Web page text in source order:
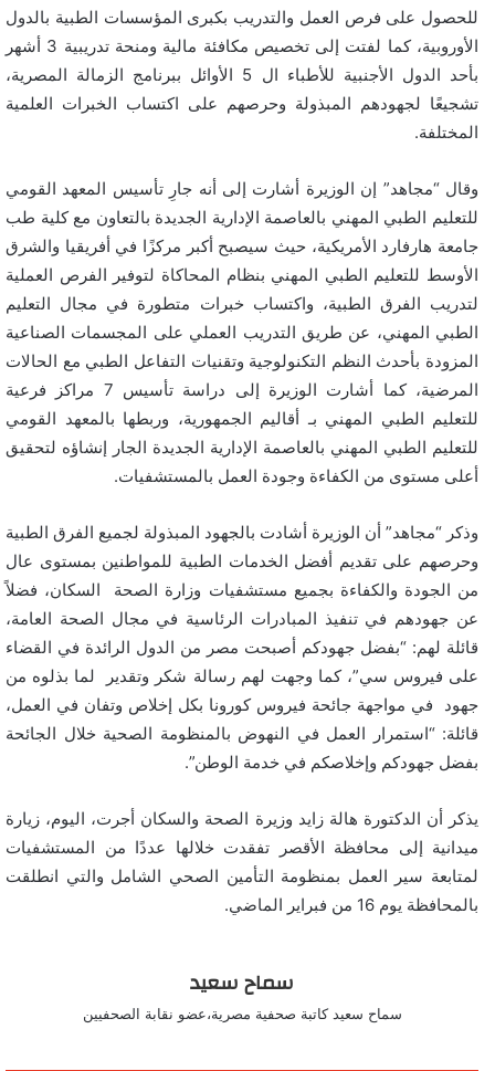
للحصول على فرص العمل والتدريب بكبرى المؤسسات الطبية بالدول
الأوروبية، كما لفتت إلى تخصيص مكافئة مالية ومنحة تدريبية 3 أشهر
بأحد الدول الأجنبية للأطباء ال 5 الأوائل ببرنامج الزمالة المصرية،
تشجيعًا لجهودهم المبذولة وحرصهم على اكتساب الخبرات العلمية
المختلفة.
وقال “مجاهد” إن الوزيرة أشارت إلى أنه جارِ تأسيس المعهد القومي
للتعليم الطبي المهني بالعاصمة الإدارية الجديدة بالتعاون مع كلية طب
جامعة هارفارد الأمريكية، حيث سيصبح أكبر مركزًا في أفريقيا والشرق
الأوسط للتعليم الطبي المهني بنظام المحاكاة لتوفير الفرص العملية
لتدريب الفرق الطبية، واكتساب خبرات متطورة في مجال التعليم
الطبي المهني، عن طريق التدريب العملي على المجسمات الصناعية
المزودة بأحدث النظم التكنولوجية وتقنيات التفاعل الطبي مع الحالات
المرضية، كما أشارت الوزيرة إلى دراسة تأسيس 7 مراكز فرعية
للتعليم الطبي المهني بـ أقاليم الجمهورية، وربطها بالمعهد القومي
للتعليم الطبي المهني بالعاصمة الإدارية الجديدة الجار إنشاؤه لتحقيق
أعلى مستوى من الكفاءة وجودة العمل بالمستشفيات.
وذكر “مجاهد” أن الوزيرة أشادت بالجهود المبذولة لجميع الفرق الطبية
وحرصهم على تقديم أفضل الخدمات الطبية للمواطنين بمستوى عال
من الجودة والكفاءة بجميع مستشفيات وزارة الصحة السكان، فضلاً
عن جهودهم في تنفيذ المبادرات الرئاسية في مجال الصحة العامة،
قائلة لهم: “بفضل جهودكم أصبحت مصر من الدول الرائدة في القضاء
على فيروس سي”، كما وجهت لهم رسالة شكر وتقدير لما بذلوه من
جهود في مواجهة جائحة فيروس كورونا بكل إخلاص وتفان في العمل،
قائلة: “استمرار العمل في النهوض بالمنظومة الصحية خلال الجائحة
بفضل جهودكم وإخلاصكم في خدمة الوطن”.
يذكر أن الدكتورة هالة زايد وزيرة الصحة والسكان أجرت، اليوم، زيارة
ميدانية إلى محافظة الأقصر تفقدت خلالها عددًا من المستشفيات
لمتابعة سير العمل بمنظومة التأمين الصحي الشامل والتي انطلقت
بالمحافظة يوم 16 من فبراير الماضي.
سماح سعيد
سماح سعيد كاتبة صحفية مصرية،عضو نقابة الصحفيين